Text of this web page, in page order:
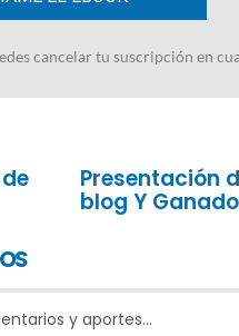
Presentación
blog Y
y aportes...